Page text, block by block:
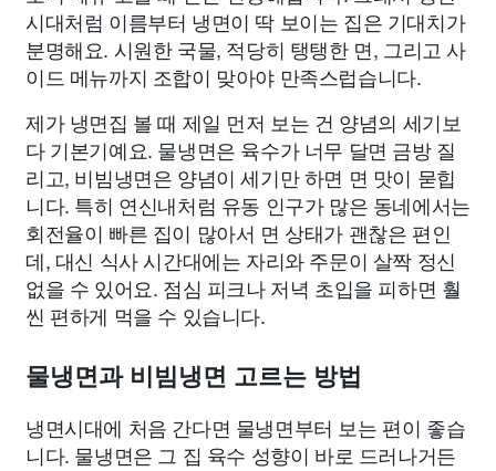
시대처럼 이름부터 냉면이 딱 보이는 집은 기대치가
분명해요. 시원한 국물, 적당히 탱탱한 면, 그리고 사
이드 메뉴까지 조합이 맞아야 만족스럽습니다.
제가 냉면집 볼 때 제일 먼저 보는 건 양념의 세기보
다 기본기예요. 물냉면은 육수가 너무 달면 금방 질
리고, 비빔냉면은 양념이 세기만 하면 면 맛이 묻힙
니다. 특히 연신내처럼 유동 인구가 많은 동네에서는
회전율이 빠른 집이 많아서 면 상태가 괜찮은 편인
데, 대신 식사 시간대에는 자리와 주문이 살짝 정신
없을 수 있어요. 점심 피크나 저녁 초입을 피하면 훨
씬 편하게 먹을 수 있습니다.
물냉면과 비빔냉면 고르는 방법
냉면시대에 처음 간다면 물냉면부터 보는 편이 좋습
니다. 물냉면은 그 집 육수 성향이 바로 드러나거든